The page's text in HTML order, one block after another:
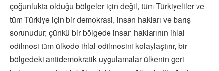
çoğunlukta olduğu bölgeler için değil, tüm Türkiyeliler ve
tüm Türkiye için bir demokrasi, insan hakları ve barış
sorunudur; çünkü bir bölgede insan haklarının ihlal
edilmesi tüm ülkede ihlal edilmesini kolaylaştırır, bir
bölgedeki antidemokratik uygulamalar ülkenin geri